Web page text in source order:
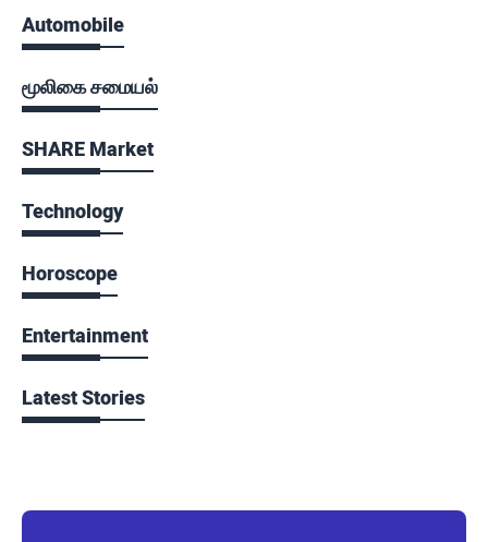
Automobile
மூலிகை சமையல்
SHARE Market
Technology
Horoscope
Entertainment
Latest Stories